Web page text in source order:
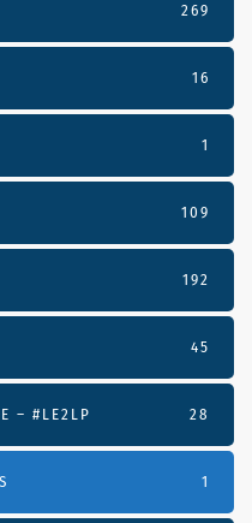
269
16
1
109
192
45
– #LE2LP 28
1